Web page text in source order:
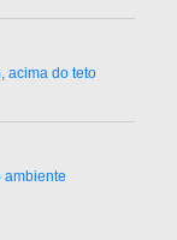
acima do teto
ambiente